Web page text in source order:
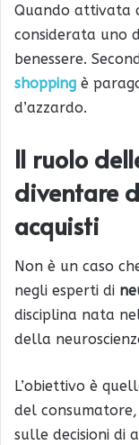
Quando attivata
considerata uno
benessere.
shopping è
d’azzardo.
Il ruolo
diventare
acquisti
Non è un caso
negli esperti di
disciplina nata
della
L’obiettivo è
del
sulle decisioni di